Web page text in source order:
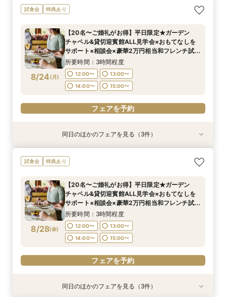
8/23(日)
【料理重視の方へおすすめ】組数限定◆グラン
シェフ豊後昌幸が手掛ける黒毛和牛etc2万円相
所要時間：3時間程度
8:45〜
9:00〜
15:00〜
15:15〜
フェアを予約
8/23(日)
【神社式相談フェア】提携有名神社紹介!AM来館
で本番さながらの披露宴体験 国産 和牛フィレ肉
分特典>
所要時間：3時間程度
8:45〜
9:00〜
15:00〜
15:15〜
フェアを予約
8/23(日)
ガーデン挙式丸わかり◎2万坪の庭園満喫×オリ
ジナルウェディング庭園&会場見学×国産和牛
所要時間：3時間程度
8:45〜
9:00〜
15:00〜
15:15〜
フェアを予約
8/23(日)
【東京開催/土日】東京サロンで《大阪迎賓館》
のご相談＆お打合せ！
9:00〜 15:00〜
フェアを予約
試食会 特典あり
8/24 (月)
【20名〜ご婚礼がお得】平日限定★ガーデン
チャペル&貸切迎賓館ALL見学会×おもてなしを
サポート×相談会×豪華2万円相当和フレンチ試食
会
所要時間：3時間程度
12:00〜
13:00〜
14:00〜
15:00〜
フェアを予約
特典あり
8/24(月)
＜オリジナルウェディング＞2万坪の庭園満喫×
会場見学×国産和牛フィレ肉など豪華試食付＊貸
所要時間：3時間程度
12:00〜
13:00〜
14:00〜
15:00〜
フェアを予約
特典あり
8/24(月)
＜平日限定＞挙式スタイル相談OK！約2万坪の自
然が広がる西の丸庭園＆会場見学＊ゆっくり相談
チコース
所要時間：3時間程度
12:00〜
13:00〜
14:00〜
15:00〜
フェアを予約
特典あり
8/24(月)
【平日限定】和婚相談×豪華無料試食×大阪城を
望む貸切迎賓館見学＜有名提携神社紹介も◎和婚
所要時間：3時間程度
12:00〜
13:00〜
14:00〜
15:00〜
フェアを予約
同日のほかのフェアを見る（3件）
試食会 特典あり
8/28(金)
【20名〜ご婚礼がお得】平日限定★ガーデン
チャペル&貸切迎賓館ALL見学会×おもてなしを
サポート×相談会×豪華2万円相当和フレンチ試食
会
所要時間：3時間程度
12:00〜
13:00〜
14:00〜
15:00〜
フェアを予約
特典あり
特典あり
特典あり同日のほかのフェアを見る（3件）